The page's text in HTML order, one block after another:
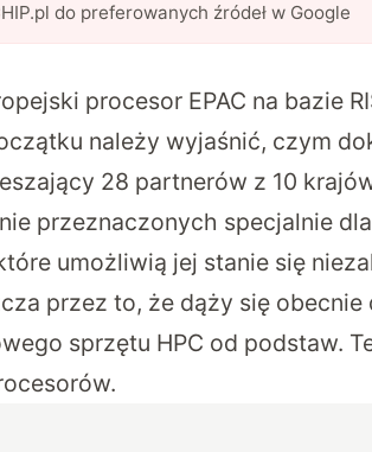
do preferowanych źródeł w Google
procesor EPAC na bazie
należy wyjaśnić, czym
28 partnerów z 10
przeznaczonych specjalnie
umożliwią jej stanie się
przez to, że dąży się
sprzętu HPC od podstaw.